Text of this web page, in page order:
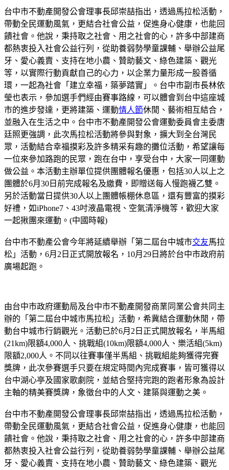
台中市不動產開發公會理事長邱崇喆指出，透過馬拉松活動，
帶動全民運動風氣，更結合社會公益，促進身心健康，也能回
饋社會。他說，秉持取之社會、用之社會的心，許多中部建商
都熱衷投入社會公益行列，從助養弱勢學童課輔、舉辦公益尾
牙、愛心義賣、支持在地小農、贊助藝文、綠色建築、觀光
等，以實際行動貢獻自己的心力，以企業力量形成一股善循
環，一起為社會「建立幸福，築夢踏實」。台中市副市長林依
瑩也表示，參加選手們經由賽事路線，可以體會到台中這座城
市的進步發達，更將建築、運動情人節休閒、藝術相互結合，
並融入在生活之中。台中市不動產開發公會運動委員會主委唐
廷照更強調，此次馬拉松活動將參與對象，擴大到全台灣民
眾，活動結合幸福摸彩及許多精采有趣的攤位活動，希望讓每
一位來參加路跑的民眾，跑在台中，享受台中，大家一同運動
做公益。本活動主辦單位提供團體報名優惠，包括30人以上之
團體於6月30日前完成報名及繳費，即贈送每人慢跑襪乙雙。
另於活動當日提供30人以上團體帳棚休息區，還有豐富的摸彩
好禮，如iPhone7、43吋液晶電視、空氣清淨機等，歡迎大家
一起揪團來運動。(中國時報)
台中市不動產公會今年將延續舉辦「第二屆台中城市交友馬拉
松」活動，6月2日正式開放報名，10月29日將於台中市政府前
廣場起跑。
由台中市政府運動局及台中市不動產開發商業同業公會共同主
辦的「第二屆台中城市馬拉松」活動，希冀結合運動休閒，帶
動台中城市行銷觀光。活動已於6月2日正式開放報名，半馬組
(21km)限額4,000人、挑戰組(10km)限額4,000人、樂活組(5km)
限額2,000人。不同以往賽事僅半馬組、挑戰組能夠獲得完賽
獎牌，此次參賽選手只要在規定時間內完成賽事，皆可獲得以
台中湖心亭及國家歌劇院，並結合堅持完跑的跑者形象為設計
主軸的精美賽獎牌，象徵台中的人文、建築與運動之美。
台中市不動產開發公會理事長邱崇喆指出，透過馬拉松活動，
帶動全民運動風氣，更結合社會公益，促進身心健康，也能回
饋社會。他說，秉持取之社會、用之社會的心，許多中部建商
都熱衷投入社會公益行列，從助養弱勢學童課輔、舉辦公益尾
牙、愛心義賣、支持在地小農、贊助藝文、綠色建築、觀光